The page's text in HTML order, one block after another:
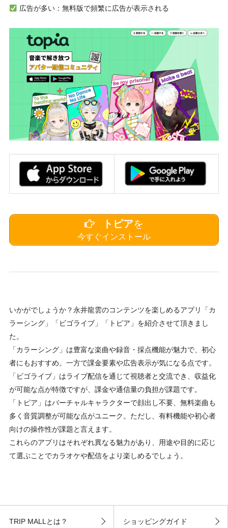
広告が多い：無料版で頻繁に広告が表示される
トピアを
今すぐインストール
いかがでしょうか？永井龍雲のコンテンツを楽しめるアプリ「カ
ラーシング」「ビゴライブ」「トピア」を紹介させて頂きまし
た。
「カラーシング」は豊富な楽曲や録音・採点機能が魅力で、初心
者にもおすすめ。一方で課金要素や広告表示が気になる点です。
「ビゴライブ」はライブ配信を通じて視聴者と交流でき、収益化
が可能な点が特徴ですが、課金や通信量の負担が課題です。
「トピア」はバーチャルキャラクターで顔出し不要、無料楽曲も
多く音質調整が可能な点がユニーク。ただし、有料機能や初心者
向けの操作性が課題と言えます。
これらのアプリはそれぞれ異なる魅力があり、用途や目的に応じ
て選ぶことでカラオケや配信をより楽しめるでしょう。
TRIP MALLとは？ ショッピングガイド